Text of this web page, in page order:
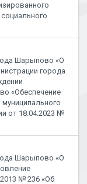
Шарыпово «О
города
«Обеспечение
от 18.04.2023 №
Шарыпово «О
№ 236 «Об